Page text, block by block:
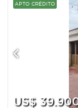
APTO CRÉDITO
US$